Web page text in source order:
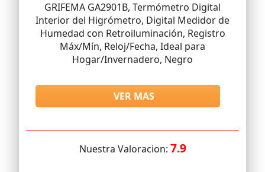
GRIFEMA GA2901B, Termómetro Digital
Interior del Higrómetro, Digital Medidor de
Humedad con Retroiluminación, Registro
Máx/Mín, Reloj/Fecha, Ideal para
Hogar/Invernadero, Negro
VER MAS
Nuestra Valoracion: 7.9